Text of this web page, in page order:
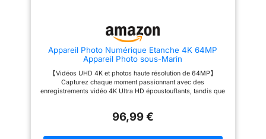
et intuitives pour
prendre des photos
et des vidéos en
toute simplicité,
l'appareil est
également équipé
rechargeable, offrant
une autonomie pour
Cette caméra étanche utilise un
matériau imperméable unique,
donc aucun boîtier étanche n'est
requis. De cette façon, il peut
également être utilisé pendant 1
heure sous l'eau à la fois. C'est
un bon idéal pour enregistrer
tous vos sports nautiques
surf, la plongée avec tuba et
bien plus encore. ☂ 【Conseils
écran facilite la prise de selfies
l'eau comme jamais auparavant.
Autofocus Intelligent, Lumière
d'Appoint et Mode Macro -
Obtenez des images nettes et
vives grâce à l'autofocus
intelligent : appuyez à mi-
lorsque le cadre devient vert. La
Appareil Photo Numérique Etanche 4K 64MP
Appareil Photo sous-Marin
【Vidéos UHD 4K et photos haute résolution de 64MP】
Capturez chaque moment passionnant avec des
enregistrements vidéo 4K Ultra HD époustouflants, tandis que
marin, que vous profitiez d'une journée à la plage ou que vous
enregistre parfaitement chaque expérience. Avec des couleurs
96,99 €